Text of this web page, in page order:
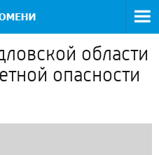
области
опасности